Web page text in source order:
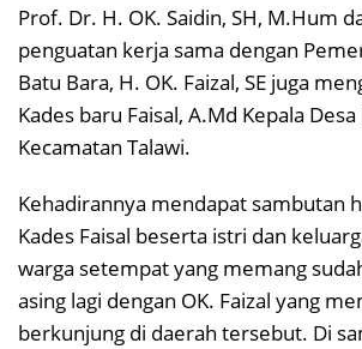
Prof. Dr. H. OK. Saidin, SH, M.Hum
penguatan kerja sama dengan
Batu Bara, H. OK. Faizal, SE juga
Kades baru Faisal, A.Md Kepala Desa
Kecamatan Talawi.
Kehadirannya mendapat sambutan
Kades Faisal beserta istri dan
warga setempat yang memang
asing lagi dengan OK. Faizal yang
berkunjung di daerah tersebut. Di